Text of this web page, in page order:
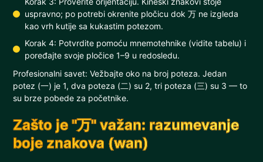
uspravno; po potrebi okrenite pločicu dok 万 ne izgleda
kao vrh kutije sa kukastim potezom.
Korak 4: Potvrdite pomoću mnemotehnike (vidite tabelu) i
poređajte svoje pločice 1–9 u redosledu.
Profesionalni savet: Vežbajte oko na broj poteza. Jedan
potez (一) je 1, dva poteza (二) su 2, tri poteza (三) su 3 — to
su brze pobede za početnike.
Zašto je "万" važan: razumevanje
boje znakova (wan)